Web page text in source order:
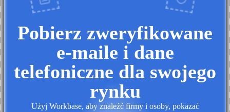
Pobierz zweryfikowane
e-maile i dane
telefoniczne dla swojego
rynku
Użyj Workbase, aby znaleźć firmy i osoby, pokazać